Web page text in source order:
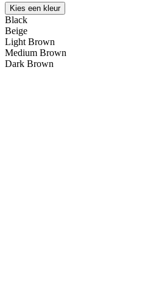
Kies een kleur
Black
Beige
Light Brown
Medium Brown
Dark Brown